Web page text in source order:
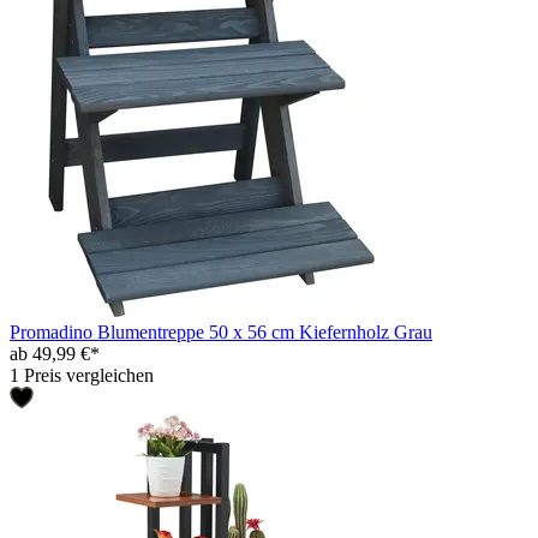
Promadino Blumentreppe 50 x 56 cm Kiefernholz Grau
ab 49,99 €*
1 Preis vergleichen